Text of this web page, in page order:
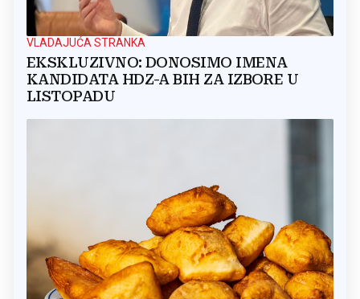
VLADAJUĆA STRANKA
EKSKLUZIVNO: DONOSIMO IMENA
KANDIDATA HDZ-A BIH ZA IZBORE U
LISTOPADU